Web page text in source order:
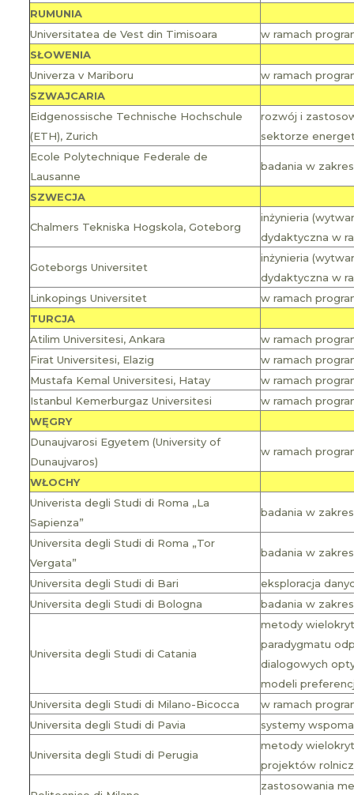
RUMUNIA
Universitatea de Vest din Timisoara
w ramach
SŁOWENIA
Univerza v Mariboru
w ramach
SZWAJCARIA
Eidgenossische Technische Hochschule
(ETH), Zurich
rozwój i
sektorze
Ecole Polytechnique Federale de
Lausanne
badania w
SZWECJA
Chalmers Tekniska Hogskola, Goteborg
inżynieria
dydaktyczna w
Goteborgs Universitet
inżynieria
dydaktyczna w
Linkopings Universitet
w ramach
TURCJA
Atilim Universitesi, Ankara
w ramach
Firat Universitesi, Elazig
w ramach
Mustafa Kemal Universitesi, Hatay
w ramach
Istanbul Kemerburgaz Universitesi
w ramach
WĘGRY
Dunaujvarosi Egyetem (University of
Dunaujvaros)
w ramach
WŁOCHY
Univerista degli Studi di Roma „La
Sapienza”
badania w
Universita degli Studi di Roma „Tor
Vergata”
badania w
Universita degli Studi di Bari
eksploracja
Universita degli Studi di Bologna
badania w
Universita degli Studi di Catania
metody
paradygmatu
dialogowych
modeli
Universita degli Studi di Milano-Bicocca
w ramach
Universita degli Studi di Pavia
systemy
Universita degli Studi di Perugia
metody
projektów
zastosowania